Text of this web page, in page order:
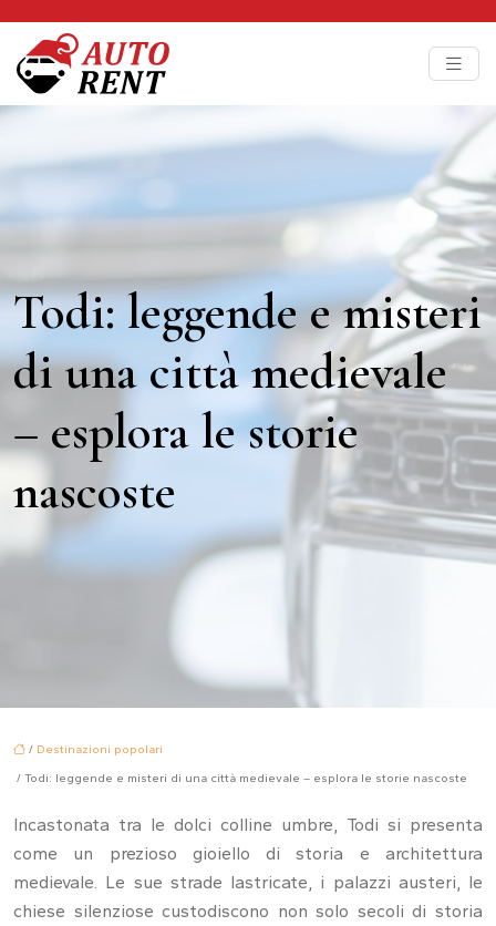
Todi: leggende e misteri
di una città medievale
– esplora le storie
nascoste
/ Destinazioni popolari
/ Todi: leggende e misteri di una città medievale – esplora le storie nascoste
Incastonata tra le dolci colline umbre, Todi si presenta
come un prezioso gioiello di storia e architettura
medievale. Le sue strade lastricate, i palazzi austeri, le
chiese silenziose custodiscono non solo secoli di storia